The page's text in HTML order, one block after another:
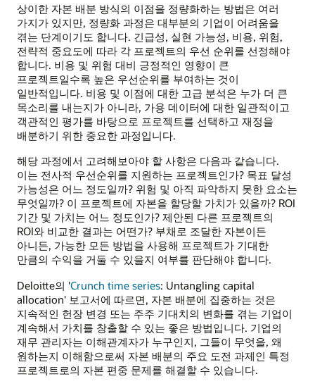
상이한 자본 배분 방식의 이점을 정량화하는 방법은 여러
가지가 있지만, 정량화 과정은 대부분의 기업이 어려움을
겪는 단계이기도 합니다. 긴급성, 실현 가능성, 비용, 위험,
전략적 중요도에 따라 각 프로젝트의 우선 순위를 선정해야
합니다. 비용 및 위험 대비 긍정적인 영향이 큰
프로젝트일수록 높은 우선순위를 부여하는 것이
일반적입니다. 비용 및 이점에 대한 고급 분석은 누가 더 큰
목소리를 내는지가 아니라, 가용 데이터에 대한 일관적이고
객관적인 평가를 바탕으로 프로젝트를 선택하고 재정을
배분하기 위한 중요한 과정입니다.
해당 과정에서 고려해보아야 할 사항은 다음과 같습니다.
이는 전사적 우선순위를 지원하는 프로젝트인가? 목표 달성
가능성은 어느 정도일까? 위험 및 아직 파악하지 못한 요소는
무엇일까? 이 프로젝트에 자본을 할당할 가치가 있을까? ROI
기간 및 가치는 어느 정도인가? 제안된 다른 프로젝트의
ROI와 비교한 결과는 어떤가? 부채로 조달한 자본이든
아니든, 가능한 모든 방법을 사용해 프로젝트가 기대한
만큼의 수익을 거둘 수 있을지 여부를 판단해야 합니다.
Deloitte의 'Crunch time series: Untangling capital
allocation' 보고서에 따르면, 자본 배분에 집중하는 것은
지속적인 헌장 변경 또는 주주 기대치의 변화를 겪는 기업이
계속해서 가치를 창출할 수 있는 좋은 방법입니다. 기업의
재무 관리자는 이해관계자가 누구인지, 그들이 무엇을, 왜
원하는지 이해함으로써 자본 배분의 주요 도전 과제인 특정
프로젝트로의 자본 편중 문제를 해결할 수 있습니다.